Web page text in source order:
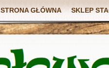
STRONA GŁÓWNA SKLEP